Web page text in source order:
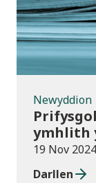
Newyddion
ymhlith
gorau
19 Nov 2024
Darllen